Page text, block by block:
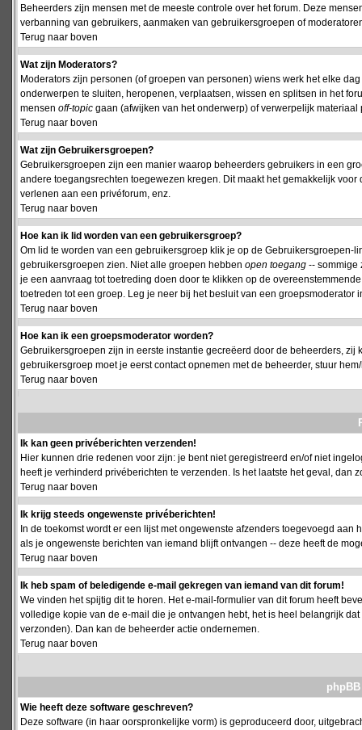
Beheerders zijn mensen met de meeste controle over het forum. Deze
verbanning van gebruikers, aanmaken van gebruikersgroepen of
Terug naar boven
Wat zijn Moderators?
Moderators zijn personen (of groepen van personen) wiens werk het elke
onderwerpen te sluiten, heropenen, verplaatsen, wissen en splitsen in het
mensen off-topic gaan (afwijken van het onderwerp) of verwerpelijk materiaal
Terug naar boven
Wat zijn Gebruikersgroepen?
Gebruikersgroepen zijn een manier waarop beheerders gebruikers in een
andere toegangsrechten toegewezen kregen. Dit maakt het gemakkelijk
verlenen aan een privéforum, enz.
Terug naar boven
Hoe kan ik lid worden van een gebruikersgroep?
Om lid te worden van een gebruikersgroep klik je op de
gebruikersgroepen zien. Niet alle groepen hebben open toegang -- sommige
je een aanvraag tot toetreding doen door te klikken op de
toetreden tot een groep. Leg je neer bij het besluit van een
Terug naar boven
Hoe kan ik een groepsmoderator worden?
Gebruikersgroepen zijn in eerste instantie gecreëerd door de beheerders,
gebruikersgroep moet je eerst contact opnemen met de beheerder, stuur
Terug naar boven
Ik kan geen privéberichten verzenden!
Hier kunnen drie redenen voor zijn: je bent niet geregistreerd en/of niet
heeft je verhinderd privéberichten te verzenden. Is het laatste het geval, dan
Terug naar boven
Ik krijg steeds ongewenste privéberichten!
In de toekomst wordt er een lijst met ongewenste afzenders toegevoegd
als je ongewenste berichten van iemand blijft ontvangen -- deze heeft de
Terug naar boven
Ik heb spam of beledigende e-mail gekregen van iemand van dit forum!
We vinden het spijtig dit te horen. Het e-mail-formulier van dit forum heeft
volledige kopie van de e-mail die je ontvangen hebt, het is heel belangrijk
verzonden). Dan kan de beheerder actie ondernemen.
Terug naar boven
Wie heeft deze software geschreven?
Deze software (in haar oorspronkelijke vorm) is geproduceerd door,